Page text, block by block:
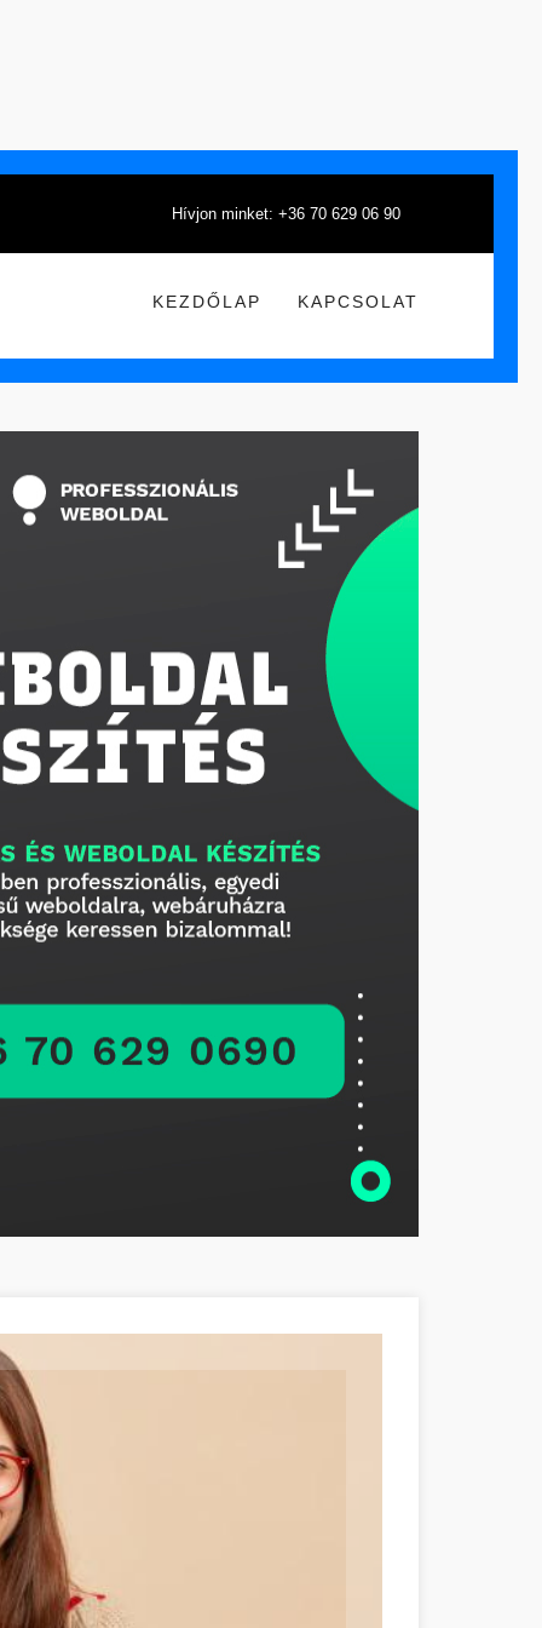
Hívjon minket: +36 70 629 06 90
KEZDŐLAP KAPCSOLAT